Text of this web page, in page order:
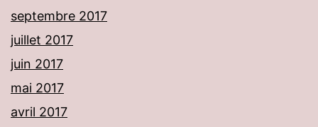
septembre 2017
juillet 2017
juin 2017
mai 2017
avril 2017